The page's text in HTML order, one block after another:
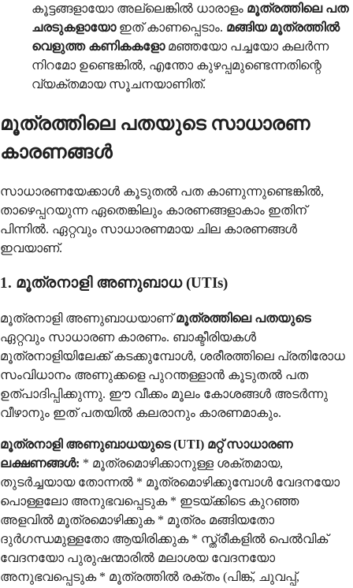
കൂട്ടങ്ങളായോ അല്ലെങ്കിൽ ധാരാളം മൂത്രത്തിലെ പത
ചരടുകളായോഇത് കാണപ്പെടാം. മങ്ങിയ മൂത്രത്തിൽ
വെളുത്ത കണികകളോമഞ്ഞയോ പച്ചയോ കലർന്ന
നിറമോ ഉണ്ടെങ്കിൽ, എന്തോ കുഴപ്പമുണ്ടെന്നതിന്റെ
വ്യക്തമായ സൂചനയാണിത്.
മൂത്രത്തിലെ പതയുടെ സാധാരണ
കാരണങ്ങൾ
സാധാരണയേക്കാൾ കൂടുതൽ പത കാണുന്നുണ്ടെങ്കിൽ,
താഴെപ്പറയുന്ന ഏതെങ്കിലും കാരണങ്ങളാകാം ഇതിന്
പിന്നിൽ. ഏറ്റവും സാധാരണമായ ചില കാരണങ്ങൾ
ഇവയാണ്.
1. മൂത്രനാളി അണുബാധ (UTIs)
മൂത്രനാളി അണുബാധയാണ്മൂത്രത്തിലെ പതയുടെ
ഏറ്റവും സാധാരണ കാരണം. ബാക്ടീരിയകൾ
മൂത്രനാളിയിലേക്ക് കടക്കുമ്പോൾ, ശരീരത്തിലെ പ്രതിരോധ
സംവിധാനം അണുക്കളെ പുറന്തള്ളാൻ കൂടുതൽ പത
ഉത്പാദിപ്പിക്കുന്നു. ഈ വീക്കം മൂലം കോശങ്ങൾ അടർന്നു
വീഴാനും ഇത് പതയിൽ കലരാനും കാരണമാകും.
മൂത്രനാളി അണുബാധയുടെ (UTI) മറ്റ് സാധാരണ
ലക്ഷണങ്ങൾ: * മൂത്രമൊഴിക്കാനുള്ള ശക്തമായ,
തുടർച്ചയായ തോന്നൽ * മൂത്രമൊഴിക്കുമ്പോൾ വേദനയോ
പൊള്ളലോ അനുഭവപ്പെടുക * ഇടയ്ക്കിടെ കുറഞ്ഞ
അളവിൽ മൂത്രമൊഴിക്കുക * മൂത്രം മങ്ങിയതോ
ദുർഗന്ധമുള്ളതോ ആയിരിക്കുക * സ്ത്രീകളിൽ പെൽവിക്
വേദനയോ പുരുഷന്മാരിൽ മലാശയ വേദനയോ
അനുഭവപ്പെടുക * മൂത്രത്തിൽ രക്തം (പിങ്ക്, ചുവപ്പ്,